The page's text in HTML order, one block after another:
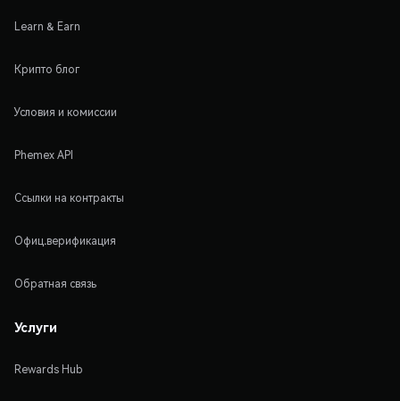
Learn & Earn
Крипто блог
Условия и комиссии
Phemex API
Ссылки на контракты
Офиц.верификация
Обратная связь
Услуги
Rewards Hub